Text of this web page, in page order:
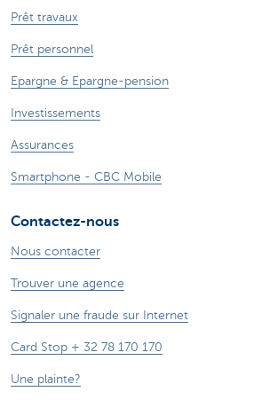
Prêt travaux
Prêt personnel
Epargne & Epargne-pension
Investissements
Assurances
Smartphone - CBC Mobile
Contactez-nous
Nous contacter
Trouver une agence
Signaler une fraude sur Internet
Card Stop + 32 78 170 170
Une plainte?